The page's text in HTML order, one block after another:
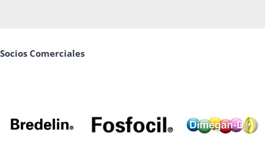
Socios Comerciales